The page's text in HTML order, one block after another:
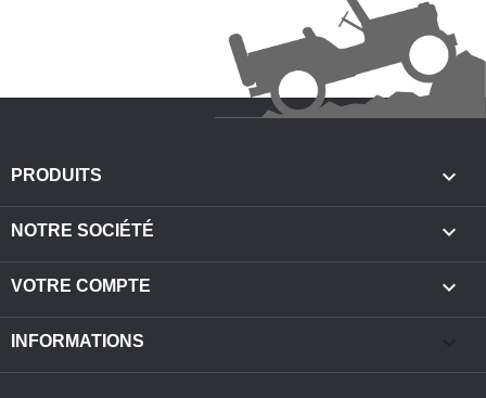
PRODUITS 
NOTRE SOCIÉTÉ 
VOTRE COMPTE 
INFORMATIONS